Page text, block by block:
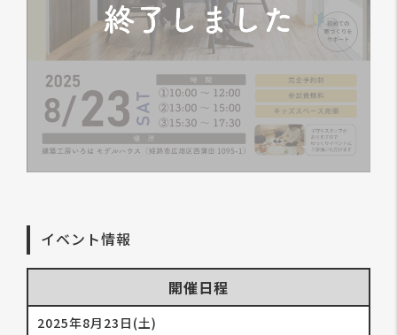
イベント情報
開催日程
2025年8月23日(土)